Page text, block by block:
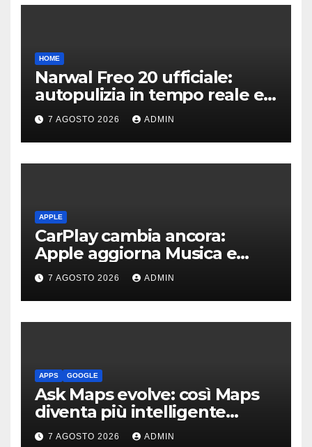
HOME
Narwal Freo 20 ufficiale:
autopulizia in tempo reale e
speciale design in tessuto
7 AGOSTO 2026 ADMIN
APPLE
CarPlay cambia ancora:
Apple aggiorna Musica e
Podcast in auto
7 AGOSTO 2026 ADMIN
APPS GOOGLE
Ask Maps evolve: così Maps
diventa più intelligente
grazie a Gemini
7 AGOSTO 2026 ADMIN